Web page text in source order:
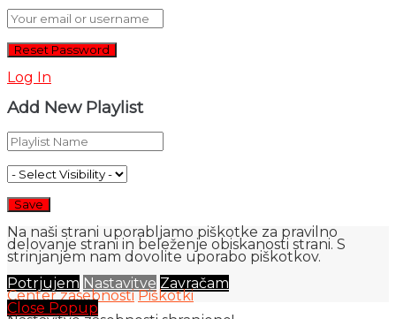
Log In
Add New Playlist
Na naši strani uporabljamo piškotke za pravilno
delovanje strani in beleženje obiskanosti strani. S
strinjanjem nam dovolite uporabo piškotkov.
Potrjujem Nastavitve Zavračam
Center zasebnosti Piškotki
Close Popup